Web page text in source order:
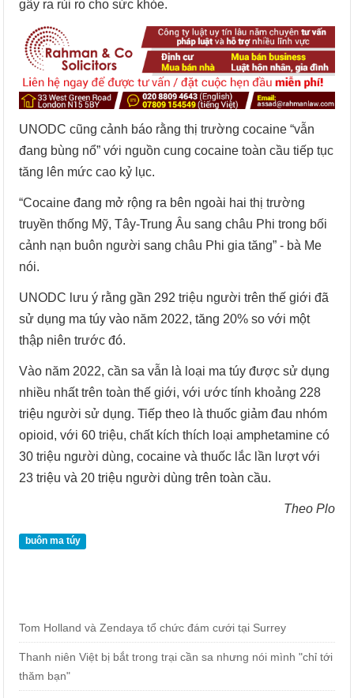
gây ra rủi ro cho sức khỏe.
UNODC cũng cảnh báo rằng thị trường cocaine “vẫn
đang bùng nổ” với nguồn cung cocaine toàn cầu tiếp tục
tăng lên mức cao kỷ lục.
“Cocaine đang mở rộng ra bên ngoài hai thị trường
truyền thống Mỹ, Tây-Trung Âu sang châu Phi trong bối
cảnh nạn buôn người sang châu Phi gia tăng” - bà Me
nói.
UNODC lưu ý rằng gần 292 triệu người trên thế giới đã
sử dụng ma túy vào năm 2022, tăng 20% so với một
thập niên trước đó.
Vào năm 2022, cần sa vẫn là loại ma túy được sử dụng
nhiều nhất trên toàn thế giới, với ước tính khoảng 228
triệu người sử dụng. Tiếp theo là thuốc giảm đau nhóm
opioid, với 60 triệu, chất kích thích loại amphetamine có
30 triệu người dùng, cocaine và thuốc lắc lần lượt với
23 triệu và 20 triệu người dùng trên toàn cầu.
Theo Plo
buôn ma túy
Tom Holland và Zendaya tổ chức đám cưới tại Surrey
Thanh niên Việt bị bắt trong trại cần sa nhưng nói mình "chỉ tới
thăm bạn"